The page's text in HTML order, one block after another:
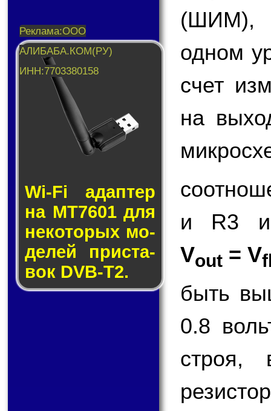
Wi-Fi адап­тер
на MT7601 для
не­ко­то­рых мо­
де­лей прис­та­
вок DVB-T2.
(ШИМ),
одном
счет
на
и R3 и
Vout = V
быть
0.8
строя,